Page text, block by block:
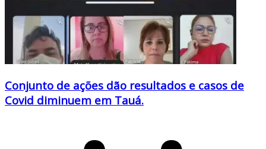
Conjunto de ações dão resultados e casos de
Covid diminuem em Tauá.